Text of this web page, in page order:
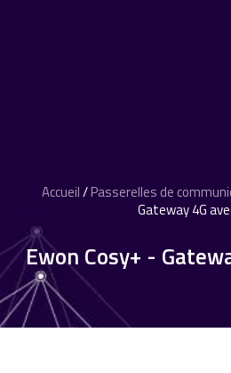
Accueil/Passerelles de
Gateway 4G
Ewon Cosy+ -